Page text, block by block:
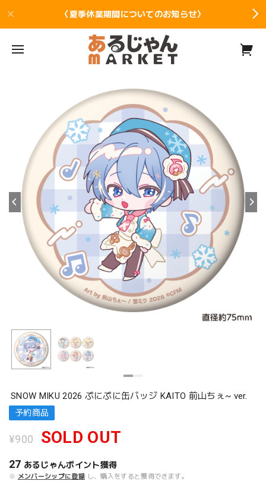
〈夏季休業期間についてのお知らせ〉
SNOW MIKU 2026 ぷにぷに缶バッジ KAITO 前山ちぇ~ ver.
予約商品
¥900 SOLD OUT
27 あるじゃんポイント獲得
※ メンバーシップに登録 し、購入をすると獲得できます。